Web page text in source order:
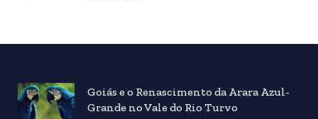
Goiás e o Renascimento da Arara Azul-
Grande no Vale do Rio Turvo